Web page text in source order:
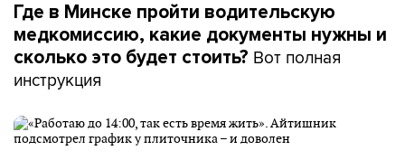
Где в Минске пройти водительскую
медкомиссию, какие документы нужны и
сколько это будет стоить? Вот полная
инструкция